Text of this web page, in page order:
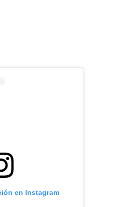
en Instagram